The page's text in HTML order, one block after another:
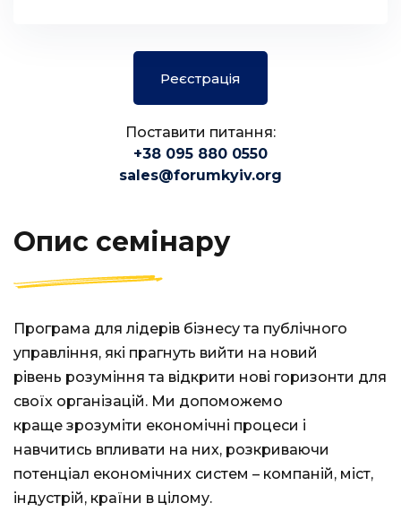
Опис семінару
Програма для лідерів бізнесу та публічного
управління, які прагнуть вийти на новий
рівень розуміння та відкрити нові горизонти для
своїх організацій. Ми допоможемо
краще зрозуміти економічні процеси і
навчитись впливати на них, розкриваючи
потенціал економічних систем – компаній, міст,
індустрій, країни в цілому.
Реєстрація
Поставити питання:
+38 095 880 0550
sales@forumkyiv.org